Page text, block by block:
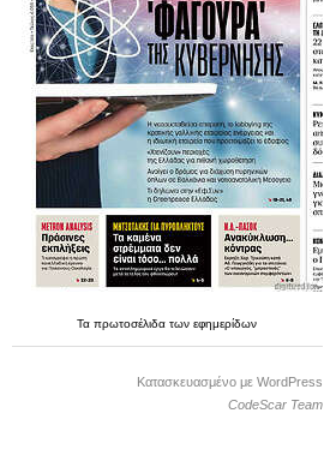
Ταπρωτοσέλιδατωνεφημερίδων
Κατασκευασμένο με WordPress
CodeScar Team